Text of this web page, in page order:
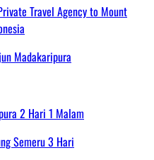
Travel Agency to Mount
2 Hari 1 Malam